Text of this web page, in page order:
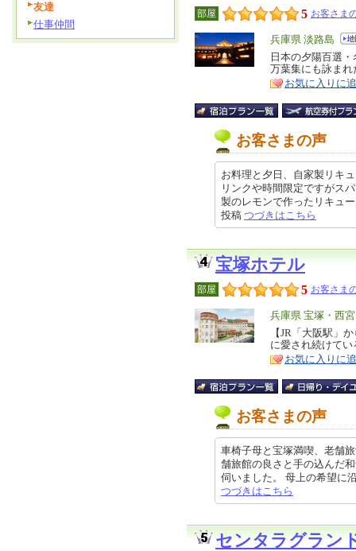
部屋 5 お客さま
エ
リ
ア
兵庫県 淡路島
特
徴
日本の夕陽百選
万葉集にも詠ま
お気に入りに
お客さまの声
お料理と夕日、自家製リキ
リンクや時間限定ですがス
製のレモンで作ったリキュ
投稿 つづきはこちら
宝塚ホテル
部屋 5 お客さま
エ
リ
ア
兵庫県 宝塚・西
特
徴
【JR「大阪駅」
に愛され続けて
お気に入りに
お客さまの声
車椅子母と宝塚満喫、老舗
舗旅館の良さと手の込んだ
伺いました。 母上の希望に
つづきはこちら
センタラグラン
友達
仕事仲間